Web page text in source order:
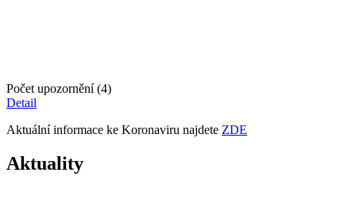
Počet upozornění (4)
Detail
Aktuální informace ke Koronaviru najdete ZDE
Aktuality